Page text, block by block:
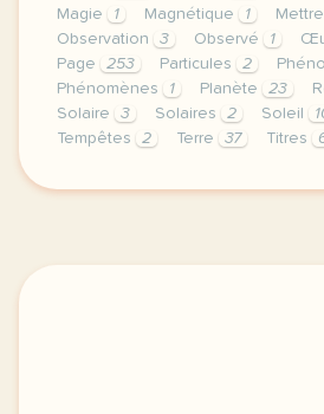
Magie
1 Magnétique 1 Mettre
Observation
3 Observé 1
Page
253 Particules 2
Phénomènes
1 Planète 23
Solaire
3 Solaires 2 Soleil
Tempêtes
2 Terre 37 Titres
continuer sans accepter le